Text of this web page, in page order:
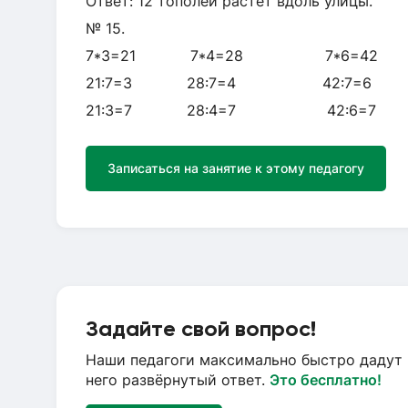
№ 15.
7*3=21 7*4=28 7*6=42
21:7=3 28:7=4 42:7=6
21:3=7 28:4=7 42:6=7
Записаться на занятие к этому педагогу
Задайте свой вопрос!
Наши педагоги максимально быстро дадут
него развёрнутый ответ. Это бесплатно!